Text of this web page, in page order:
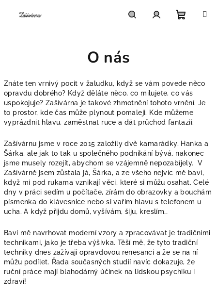
O nás
Znáte ten vrnivý pocit v žaludku, když se vám povede něco
opravdu dobrého? Když děláte něco, co milujete, co vás
uspokojuje? Zašívárna je takové zhmotnění tohoto vrnění. Je
to prostor, kde čas může plynout pomaleji. Kde můžeme
vyprázdnit hlavu, zaměstnat ruce a dát průchod fantazii.
Zašívárnu jsme v roce 2015 založily dvě kamarádky, Hanka a
Šárka, ale jak to tak u společného podnikání bývá, nakonec
jsme musely rozejít, abychom se vzájemně nepozabíjely.
V
Zašívárně jsem zůstala já, Šárka, a ze všeho nejvíc mě baví,
když mi pod rukama vznikají věci, které si můžu osahat. Celé
dny v práci sedím u počítače, zírám do obrazovky a bouchám
písmenka do klávesnice nebo si vařím hlavu s telefonem u
ucha. A když přijdu domů, vyšívám, šiju, kreslím…
Baví mě navrhovat moderní vzory a zpracovávat je tradičními
technikami, jako je třeba výšivka. Těší mě, že tyto tradiční
techniky dnes zažívají opravdovou renesanci a že se na ní
můžu podílet. Řada současných studií navíc dokazuje, že
ruční práce mají blahodárný účinek na lidskou psychiku i
zdraví!